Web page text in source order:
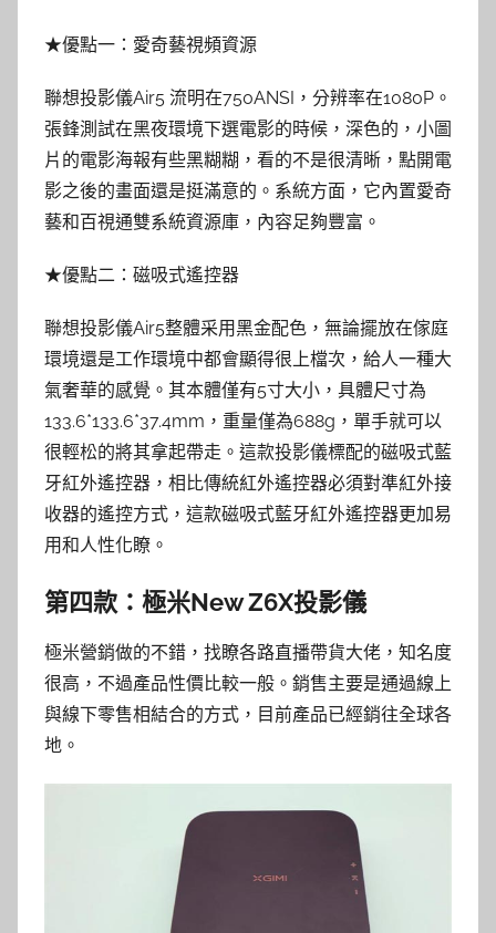
★優點一：愛奇藝視頻資源
聯想投影儀Air5 流明在750ANSI，分辨率在1080P。
張鋒測試在黑夜環境下選電影的時候，深色的，小圖
片的電影海報有些黑糊糊，看的不是很清晰，點開電
影之後的畫面還是挺滿意的。系統方面，它內置愛奇
藝和百視通雙系統資源庫，內容足夠豐富。
★優點二：磁吸式遙控器
聯想投影儀Air5整體采用黑金配色，無論擺放在傢庭
環境還是工作環境中都會顯得很上檔次，給人一種大
氣奢華的感覺。其本體僅有5寸大小，具體尺寸為
133.6*133.6*37.4mm，重量僅為688g，單手就可以
很輕松的將其拿起帶走。這款投影儀標配的磁吸式藍
牙紅外遙控器，相比傳統紅外遙控器必須對準紅外接
收器的遙控方式，這款磁吸式藍牙紅外遙控器更加易
用和人性化瞭。
第四款：極米New Z6X投影儀
極米營銷做的不錯，找瞭各路直播帶貨大佬，知名度
很高，不過產品性價比較一般。銷售主要是通過線上
與線下零售相結合的方式，目前產品已經銷往全球各
地。